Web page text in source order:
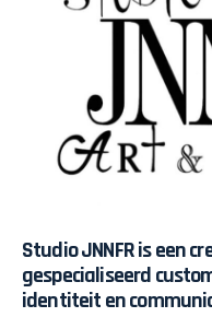
Studio JNNFR is een
gespecialiseerd
identiteit en